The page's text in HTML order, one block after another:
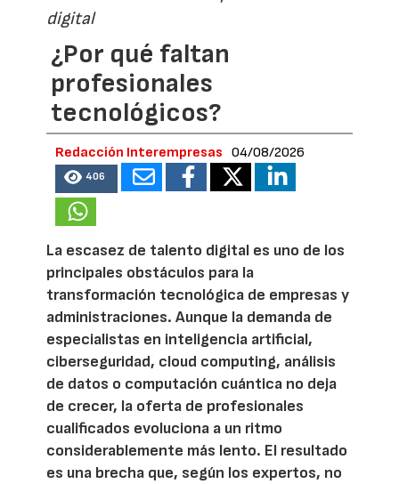
digital
¿Por qué faltan
profesionales
tecnológicos?
Redacción Interempresas 04/08/2026
406
La escasez de talento digital es uno de los
principales obstáculos para la
transformación tecnológica de empresas y
administraciones. Aunque la demanda de
especialistas en inteligencia artificial,
ciberseguridad, cloud computing, análisis
de datos o computación cuántica no deja
de crecer, la oferta de profesionales
cualificados evoluciona a un ritmo
considerablemente más lento. El resultado
es una brecha que, según los expertos, no